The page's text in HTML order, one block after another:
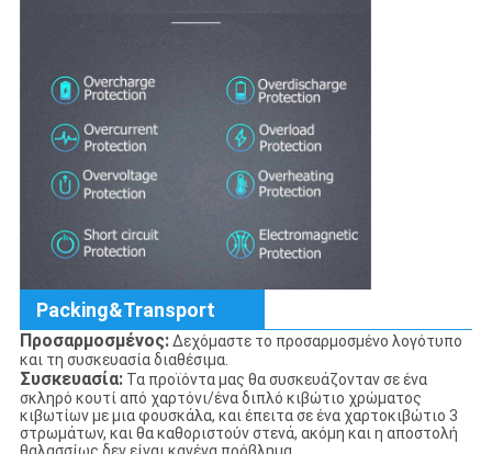
Packing&Transport
Προσαρμοσμένος:Δεχόμαστε το προσαρμοσμένο λογότυπο
και τη συσκευασία διαθέσιμα.
Συσκευασία:Τα προϊόντα μας θα συσκευάζονταν σε ένα
σκληρό κουτί από χαρτόνι/ένα διπλό κιβώτιο χρώματος
κιβωτίων με μια φουσκάλα, και έπειτα σε ένα χαρτοκιβώτιο 3
στρωμάτων, και θα καθοριστούν στενά, ακόμη και η αποστολή
θαλασσίως δεν είναι κανένα πρόβλημα.